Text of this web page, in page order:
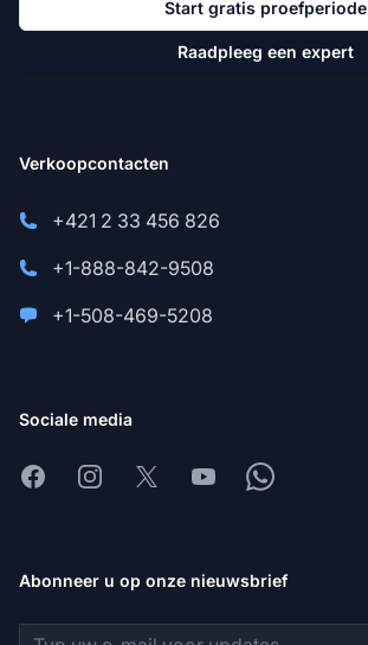
Start gratis proefperiode
Raadpleeg een expert
Verkoopcontacten
+421 2 33 456 826
+1-888-842-9508
+1-508-469-5208
Sociale media
FacebookInstagram
X YoutubeWhatsapp
Abonneer u op onze nieuwsbrief
E-mailadres